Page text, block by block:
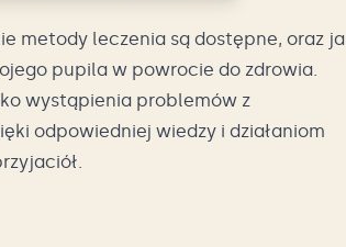
metody leczenia są dostępne, oraz
pupila w powrocie do zdrowia.
wystąpienia problemów z
odpowiedniej wiedzy i działaniom